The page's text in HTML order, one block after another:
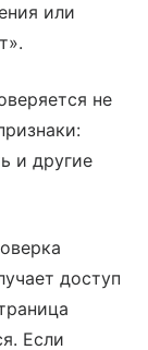
или
не
и другие
доступ
Если